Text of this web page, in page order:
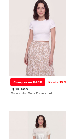
Compra en PACK Hasta
$ 39.900
Camiseta Crop Essential